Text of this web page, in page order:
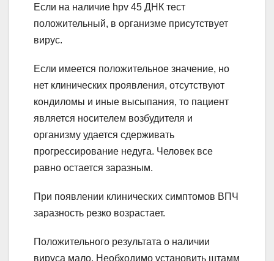
Если на наличие hpv 45 ДНК тест
положительный, в организме присутствует
вирус.
Если имеется положительное значение, но
нет клинических проявления, отсутствуют
кондиломы и иные высыпания, то пациент
является носителем возбудителя и
организму удается сдерживать
прогрессирование недуга. Человек все
равно остается заразным.
При появлении клинических симптомов ВПЧ
заразность резко возрастает.
Положительного результата о наличии
вируса мало. Необходимо установить штамм